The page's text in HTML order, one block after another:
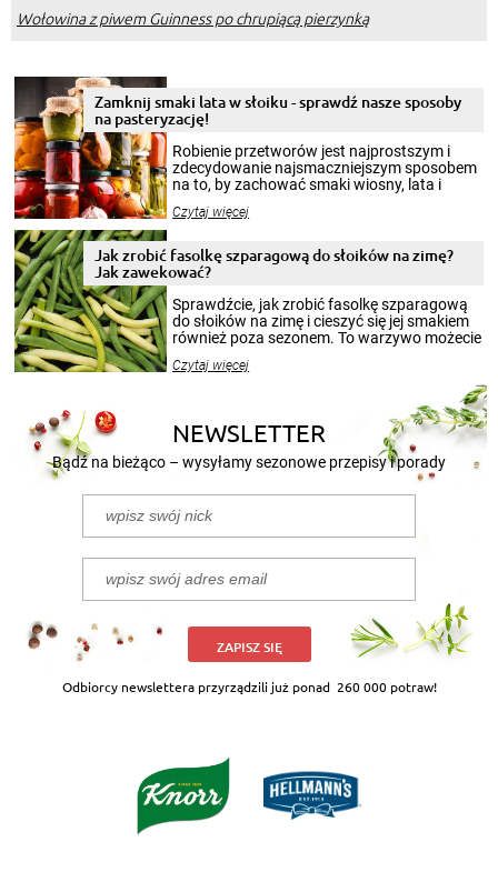
Wołowina z piwem Guinness po chrupiącą pierzynką
Zamknij smaki lata w słoiku - sprawdź nasze sposoby
na pasteryzację!
Robienie przetworów jest najprostszym i
zdecydowanie najsmaczniejszym sposobem
na to, by zachować smaki wiosny, lata i
krajobrazów, by cieszyć nimi oko w sezonie
pełni poczuć atmosferę cieplejszych
miesięcy. Przygotowanie słoików ze
smakowitą zawartością musi obejmować
patenty, które pozwolą zachować świeżość
przetworów.
Czytaj więcej
Jak zrobić fasolkę szparagową do słoików na zimę?
Jak zawekować?
Sprawdźcie, jak zrobić fasolkę szparagową
do słoików na zimę i cieszyć się jej smakiem
również poza sezonem. To warzywo możecie
nasze propozycje!
Czytaj więcej
NEWSLETTER
Bądź na bieżąco – wysyłamy sezonowe przepisy i porady
ZAPISZ SIĘ
Odbiorcy newslettera przyrządzili już ponad 260 000 potraw!